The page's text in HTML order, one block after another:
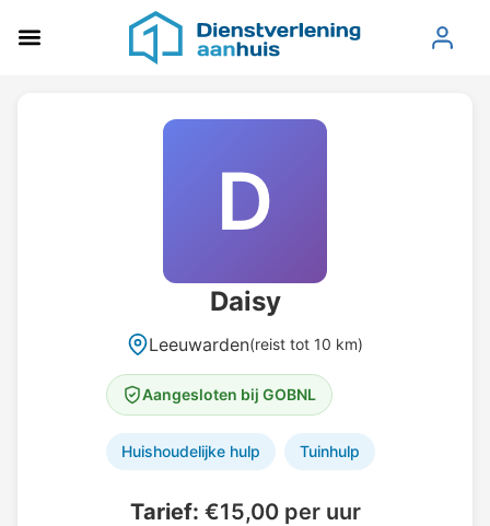
D
Daisy
Leeuwarden(reist tot 10 km)
Aangesloten bij GOBNL
Huishoudelijke hulp Tuinhulp
Tarief: €15,00 per uur